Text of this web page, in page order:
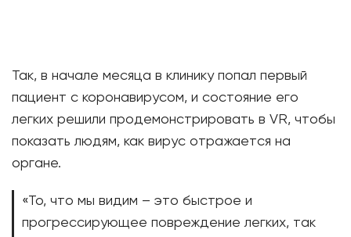
Так, в начале месяца в клинику попал первый
пациент с коронавирусом, и состояние его
легких решили продемонстрировать в VR, чтобы
показать людям, как вирус отражается на
органе.
«То, что мы видим – это быстрое и
прогрессирующее повреждение легких, так